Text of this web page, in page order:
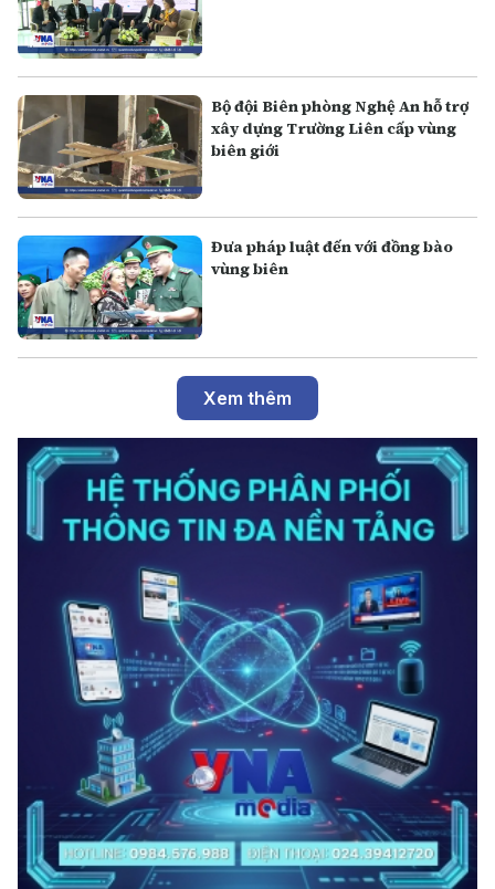
Bộ đội Biên phòng Nghệ An hỗ trợ
xây dựng Trường Liên cấp vùng
biên giới
Đưa pháp luật đến với đồng bào
vùng biên
Xem thêm